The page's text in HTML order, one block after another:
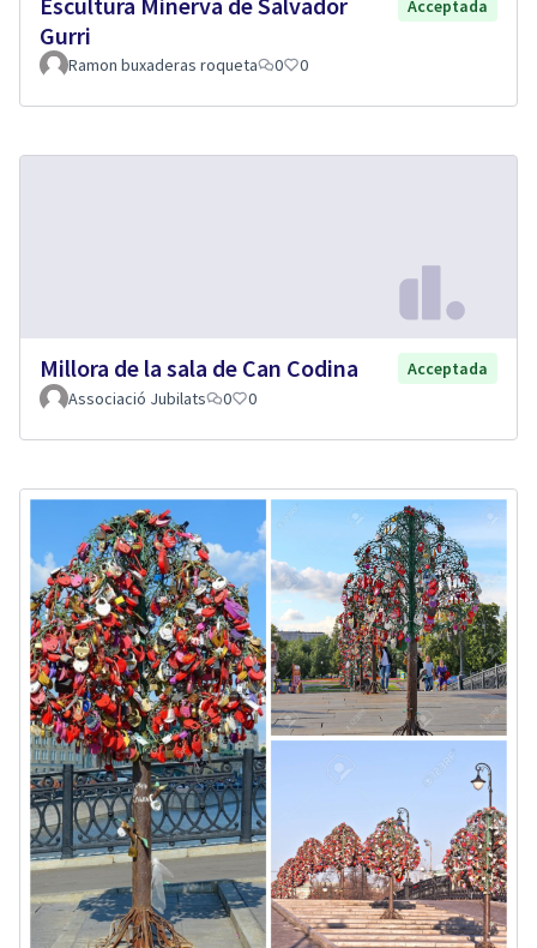
Gurri
Acceptada
Ramon buxaderas roqueta 0 0
Millora de la sala de Can Codina
Acceptada
Associació Jubilats
0 0